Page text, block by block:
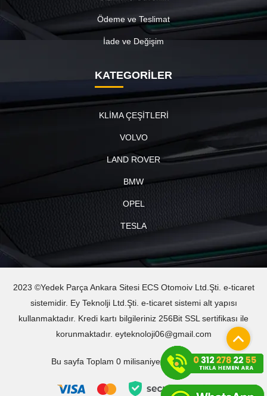
Ödeme ve Teslimat
İade ve Değişim
KATEGORİLER
KLİMA ÇEŞİTLERİ
VOLVO
LAND ROVER
BMW
OPEL
TESLA
2023 ©Yedek Parça Ankara Sitesi ECS Otomoiv Ltd.Şti. e-ticaret
sistemidir. Ey Teknolji Ltd.Şti. e-ticaret sistemi alt yapısı
kullanmaktadır. Kredi kartı bilgileriniz 256Bit SSL sertifikası ile
korunmaktadır. eyteknoloji06@gmail.com
Bu sayfa Toplam 0 milisaniyede oluşturuldu.